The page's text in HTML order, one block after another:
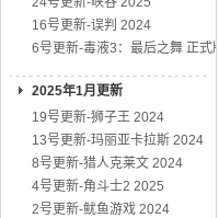
16号更新-误判 2024
6号更新-毒液3：最后之舞 正式版
2025年1月更新
19号更新-狮子王 2024
13号更新-玛丽亚卡拉斯 2024
8号更新-猎人克莱文 2024
4号更新-角斗士2 2025
2号更新-鱿鱼游戏 2024